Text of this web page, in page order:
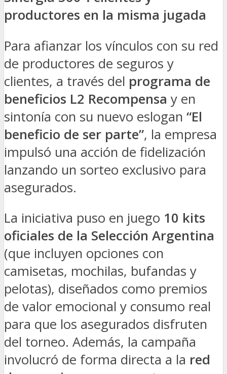
productores en la misma jugada
Para afianzar los vínculos con su red
de productores de seguros y
clientes, a través del programa de
beneficios L2 Recompensa y en
sintonía con su nuevo eslogan “El
beneficio de ser parte”, la empresa
impulsó una acción de fidelización
lanzando un sorteo exclusivo para
asegurados.
La iniciativa puso en juego 10 kits
oficiales de la Selección Argentina
(que incluyen opciones con
camisetas, mochilas, bufandas y
pelotas), diseñados como premios
de valor emocional y consumo real
para que los asegurados disfruten
del torneo. Además, la campaña
involucró de forma directa a la red